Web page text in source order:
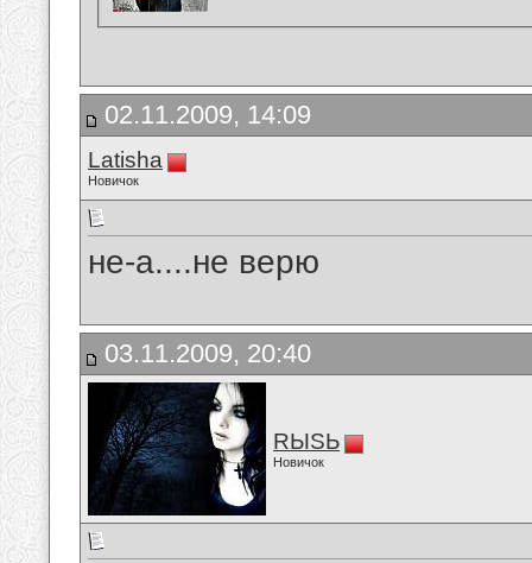
02.11.2009, 14:09
Latisha
Новичок
не-а....не верю
03.11.2009, 20:40
RЫSЬ
Новичок